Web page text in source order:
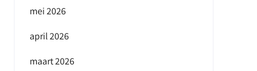
mei 2026
april 2026
maart 2026